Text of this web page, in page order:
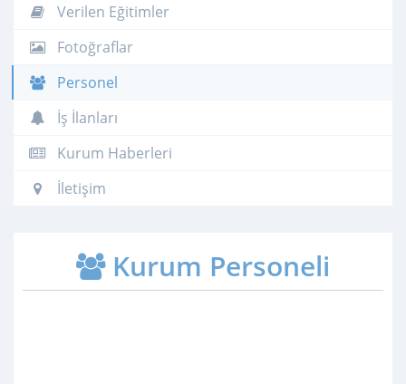
Verilen Eğitimler
Fotoğraflar
Personel
İş İlanları
Kurum Haberleri
İletişim
Kurum Personeli